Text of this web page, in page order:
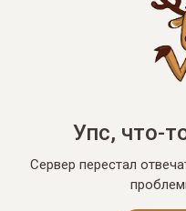
Упс, что-
Сервер перестал